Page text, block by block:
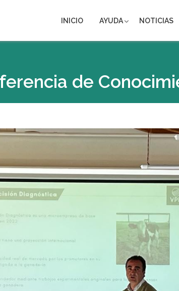
INICIO AYUDA NOTICIAS
de